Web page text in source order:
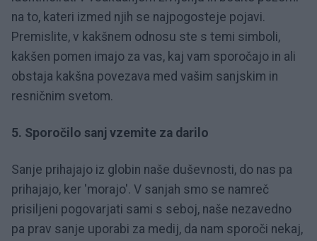
na to, kateri izmed njih se najpogosteje pojavi.
Premislite, v kakšnem odnosu ste s temi simboli,
kakšen pomen imajo za vas, kaj vam sporočajo in ali
obstaja kakšna povezava med vašim sanjskim in
resničnim svetom.
5. Sporočilo sanj vzemite za darilo
Sanje prihajajo iz globin naše duševnosti, do nas pa
prihajajo, ker 'morajo'. V sanjah smo se namreč
prisiljeni pogovarjati sami s seboj, naše nezavedno
pa prav sanje uporabi za medij, da nam sporoči nekaj,